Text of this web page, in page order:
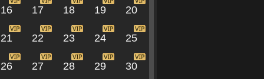
16 17 18 19 20
21 22 23 24 25
26 27 28 29 30